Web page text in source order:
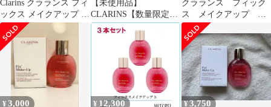
Clarins クラランス フィ
ックス メイクアップ N
50mL
【未使用品】
CLARINS【数量限定】
フィックス メイクアッ
クラランス フィック
ス メイクアップ N
50ml
¥3,000 ¥ 12,300 ¥3,750